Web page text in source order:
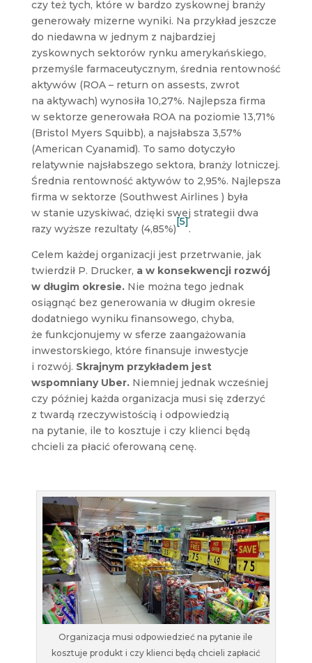
czy też tych, które w bardzo zyskownej branży
generowały mizerne wyniki. Na przykład jeszcze
do niedawna w jednym z najbardziej
zyskownych sektorów rynku amerykańskiego,
przemyśle farmaceutycznym, średnia rentowność
aktywów (ROA – return on assests, zwrot
na aktywach) wynosiła 10,27%. Najlepsza firma
w sektorze generowała ROA na poziomie 13,71%
(Bristol Myers Squibb), a najsłabsza 3,57%
(American Cyanamid). To samo dotyczyło
relatywnie najsłabszego sektora, branży lotniczej.
Średnia rentowność aktywów to 2,95%. Najlepsza
firma w sektorze (Southwest Airlines ) była
w stanie uzyskiwać, dzięki swej strategii dwa
razy wyższe rezultaty (4,85%)
[5]
.
Celem każdej organizacji jest przetrwanie, jak
twierdził P. Drucker, a w konsekwencji rozwój
w długim okresie. Nie można tego jednak
osiągnąć bez generowania w długim okresie
dodatniego wyniku finansowego, chyba,
że funkcjonujemy w sferze zaangażowania
inwestorskiego, które finansuje inwestycje
i rozwój. Skrajnym przykładem jest
wspomniany Uber.Niemniej jednak wcześniej
czy później każda organizacja musi się zderzyć
z twardą rzeczywistością i odpowiedzią
na pytanie, ile to kosztuje i czy klienci będą
chcieli za płacić oferowaną cenę.
Organizacja musi odpowiedzieć na pytanie ile
kosztuje produkt i czy klienci będą chcieli zapłacić